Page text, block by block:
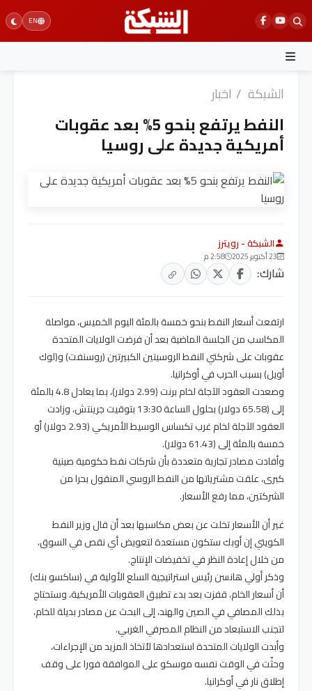
Skip
to
content
EN
الشبكة / اخبار
النفط يرتفع بنحو 5% بعد عقوبات
أمريكية جديدة على روسيا
الشبكة - رويترز
23 أكتوبر 2025 2:58 م
شارك:
ارتفعت أسعار النفط بنحو خمسة بالمئة اليوم الخميس، مواصلة
المكاسب من الجلسة الماضية بعد أن فرضت الولايات المتحدة
عقوبات على شركتي النفط الروسيتين الكبيرتين (روسنفت) و(لوك
أويل) بسبب الحرب في أوكرانيا.
وصعدت العقود الآجلة لخام برنت (2.99 دولار)، بما يعادل 4.8 بالمئة
إلى (65.58 دولار) بحلول الساعة 13:30 بتوقيت جرينتش، وزادت
العقود الآجلة لخام غرب تكساس الوسيط الأمريكي (2.93 دولار) أو
خمسة بالمئة إلى (61.43 دولار).
وأفادت مصادر تجارية متعددة بأن شركات نفط حكومية صينية
كبرى، علقت مشترياتها من النفط الروسي المنقول بحرا من
الشركتين، مما رفع الأسعار.
غير أن الأسعار تخلت عن بعض مكاسبها بعد أن قال وزير النفط
الكويتي إن أوبك ستكون مستعدة لتعويض أي نقص في السوق،
من خلال إعادة النظر في تخفيضات الإنتاج.
وذكر أولي هانسن رئيس استراتيجية السلع الأولية في (ساكسو بنك)
أن أسعار الخام، قفزت بعد بدء تطبيق العقوبات الأمريكية، وستحتاج
بذلك المصافي في الصين والهند، إلى البحث عن مصادر بديلة للخام،
لتجنب الاستبعاد من النظام المصرفي الغربي.
وأبدت الولايات المتحدة استعدادها لاُتخاذ المزيد من الإجراءات،
وحثّت في الوقت نفسه موسكو على الموافقة فورا على وقف
إطلاق نار في أوكرانيا.